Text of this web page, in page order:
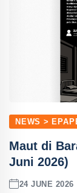
NEWS >
Maut di
Juni 2026)
24 JUNE 2026